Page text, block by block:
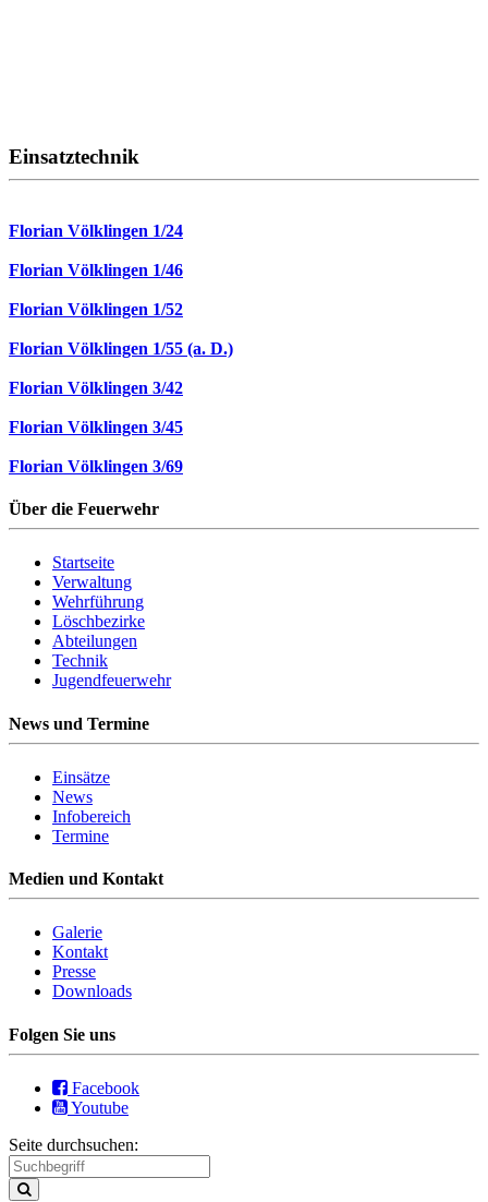
Einsatztechnik
Florian Völklingen 1/24
Florian Völklingen 1/46
Florian Völklingen 1/52
Florian Völklingen 1/55 (a. D.)
Florian Völklingen 3/42
Florian Völklingen 3/45
Florian Völklingen 3/69
Über die Feuerwehr
Startseite
Verwaltung
Wehrführung
Löschbezirke
Abteilungen
Technik
Jugendfeuerwehr
News und Termine
Einsätze
News
Infobereich
Termine
Medien und Kontakt
Galerie
Kontakt
Presse
Downloads
Folgen Sie uns
Facebook
Youtube
Seite durchsuchen: